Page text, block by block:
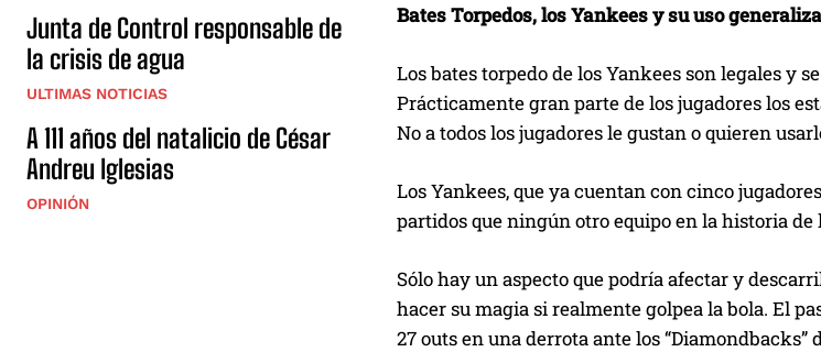
Junta de Control responsable de
la crisis de agua
ULTIMAS NOTICIAS
A 111 años del natalicio de César
Andreu Iglesias
OPINIÓN
Bates Torpedos, los Yankees y su uso
Los bates torpedo de los Yankees son legales y
Prácticamente gran parte de los jugadores los
No a todos los jugadores le gustan o quieren
Los Yankees, que ya cuentan con cinco
partidos que ningún otro equipo en la historia de
Sólo hay un aspecto que podría afectar y
hacer su magia si realmente golpea la bola. El
27 outs en una derrota ante los